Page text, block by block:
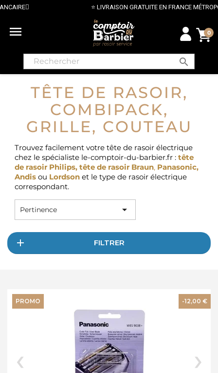
⭐ LIVRAISON GRATUITE EN FRANCE MÉTROPOLITAINE DÈS 70€ ⭐
 0
search
TÊTE DE RASOIR,
COMBIPACK,
GRILLE, COUTEAU
Trouvez facilement votre tête de rasoir électrique
chez le spécialiste le-comptoir-du-barbier.fr : tête
de rasoir Philips, tête de rasoir Braun, Panasonic,
Andis ou Lordson et le type de rasoir électrique
correspondant.
Pertinence 
FILTRER
PROMO -12,00 €